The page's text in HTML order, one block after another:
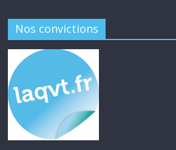
Nos convictions